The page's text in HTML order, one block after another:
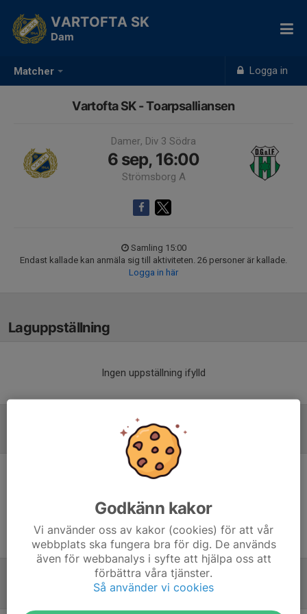
Matcher Logga in
VARTOFTA SK
Dam
Vartofta SK - Toarpsalliansen
Damer, Div 3 Södra
6 sep, 16:00
Strömsborg A
Samling 15:00
Endast kallade kan anmäla sig till aktiviteten. 26 personer är kallade.
Logga in här
Laguppställning
Ingen uppställning ifylld
Godkänn kakor
Vi använder oss av kakor (cookies) för att vår
webbplats ska fungera bra för dig. De används
även för webbanalys i syfte att hjälpa oss att
förbättra våra tjänster.
Så använder vi cookies